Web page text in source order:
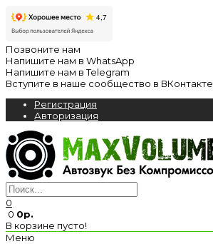
Позвоните нам
Напишите нам в WhatsApp
Напишите нам в Telegram
Вступите в наше сообщество в ВКонтакте
Регистрация
Авторизация
0
0 0р.
В корзине пусто!
Меню